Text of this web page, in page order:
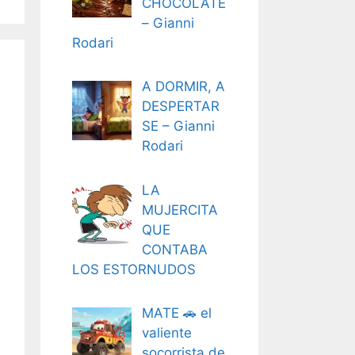
– Gianni
Rodari
A DORMIR, A
DESPERTAR
SE – Gianni
Rodari
LA
MUJERCITA
QUE
CONTABA
LOS ESTORNUDOS
MATE 🚗 el
valiente